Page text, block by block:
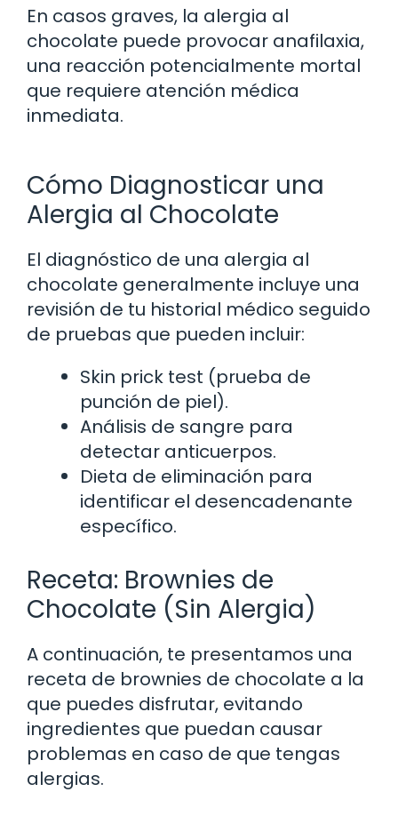
En casos graves, la alergia al
chocolate puede provocar anafilaxia,
una reacción potencialmente mortal
que requiere atención médica
inmediata.
Cómo Diagnosticar una
Alergia al Chocolate
El diagnóstico de una alergia al
chocolate generalmente incluye una
revisión de tu historial médico seguido
de pruebas que pueden incluir:
Skin prick test (prueba de
punción de piel).
Análisis de sangre para
detectar anticuerpos.
Dieta de eliminación para
identificar el desencadenante
específico.
Receta: Brownies de
Chocolate (Sin Alergia)
A continuación, te presentamos una
receta de brownies de chocolate a la
que puedes disfrutar, evitando
ingredientes que puedan causar
problemas en caso de que tengas
alergias.